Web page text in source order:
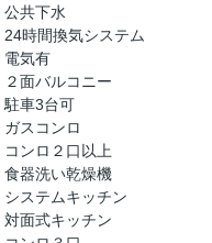
公共下水
24時間換気システム
電気有
２面バルコニー
駐車3台可
ガスコンロ
コンロ２口以上
食器洗い乾燥機
システムキッチン
対面式キッチン